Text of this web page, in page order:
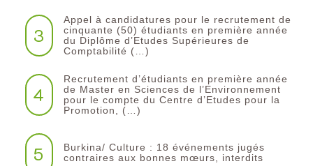
3
Appel à candidatures pour le recrutement de
cinquante (50) étudiants en première année
du Diplôme d’Etudes Supérieures de
Comptabilité (…)
4
Recrutement d’étudiants en première année
de Master en Sciences de l’Environnement
pour le compte du Centre d’Etudes pour la
Promotion, (…)
5
Burkina/ Culture : 18 événements jugés
contraires aux bonnes mœurs, interdits